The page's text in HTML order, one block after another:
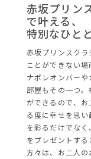
赤坂プリン
で叶える、
特別なひと
赤坂プリンスク
ことができない
ナポレオンバー
部屋もその一つ
ができるので、
る度に幸せを思
を彩るだけでな
をプレゼントす
方々は、お二人